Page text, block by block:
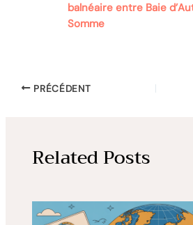
balnéaire entre Baie
Somme
PRÉCÉDENT
Related Posts